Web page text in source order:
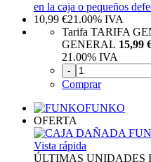
en la caja o pequeños
10,99 €21.00% IVA
Tarifa TARIFA
GENERAL 15,99
21.00% IVA
-
Comprar
FUNKO
OFERTA
Vista rápida
ÚLTIMAS UNIDADES